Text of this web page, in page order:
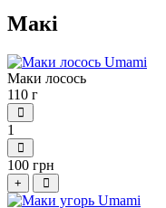
Макі
Маки лосось
110 г
1
100 грн
+